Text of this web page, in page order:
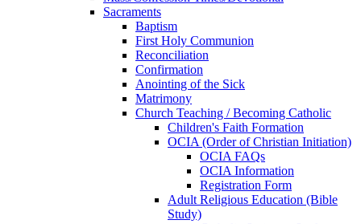
Sacraments
Baptism
First Holy Communion
Reconciliation
Confirmation
Anointing of the Sick
Matrimony
Church Teaching / Becoming Catholic
Children's Faith Formation
OCIA (Order of Christian Initiation)
OCIA FAQs
OCIA Information
Registration Form
Adult Religious Education (Bible
Study)